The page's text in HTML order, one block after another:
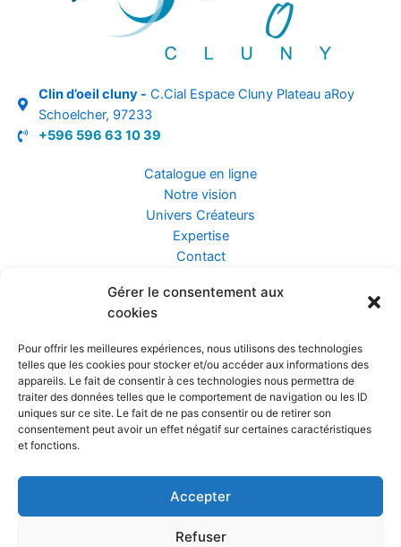
Gérer le consentement aux
cookies
Pour offrir les meilleures expériences, nous utilisons des technologies
telles que les cookies pour stocker et/ou accéder aux informations des
appareils. Le fait de consentir à ces technologies nous permettra de
traiter des données telles que le comportement de navigation ou les ID
uniques sur ce site. Le fait de ne pas consentir ou de retirer son
consentement peut avoir un effet négatif sur certaines caractéristiques
et fonctions.
Accepter
Refuser
Clin d’oeil cluny - C.Cial Espace Cluny Plateau aRoy
Schoelcher, 97233
+596 596 63 10 39
Catalogue en ligne
Notre vision
Univers Créateurs
Expertise
Contact
Assurance ZEN
Confidentialité et Données
Conditions Générales de Vente